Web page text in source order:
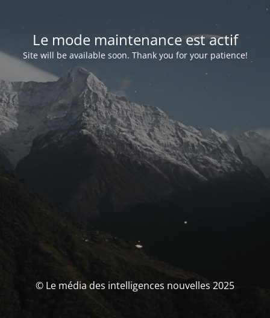
Le mode maintenance est actif
Site will be available soon. Thank you for your patience!
© Le média des intelligences nouvelles 2025